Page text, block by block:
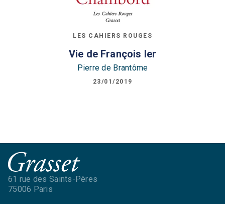
LES CAHIERS ROUGES
Vie de François Ier
Pierre de Brantôme
23/01/2019
61 rue des Saints-Pères
75006 Paris